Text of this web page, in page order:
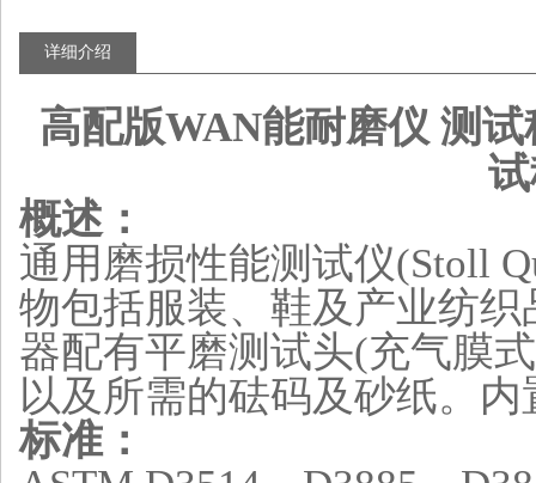
详细介绍
高配版WAN能耐磨仪 测试
概述：
通用磨损性能测试仪(Stoll
物包括服装、鞋及产业纺
器配有平磨测试头(充气膜
以及所需的砝码及砂纸。
标准：